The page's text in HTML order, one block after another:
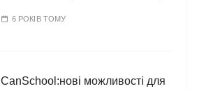
6 РОКІВ ТОМУ
CanSchool:нові можливості для